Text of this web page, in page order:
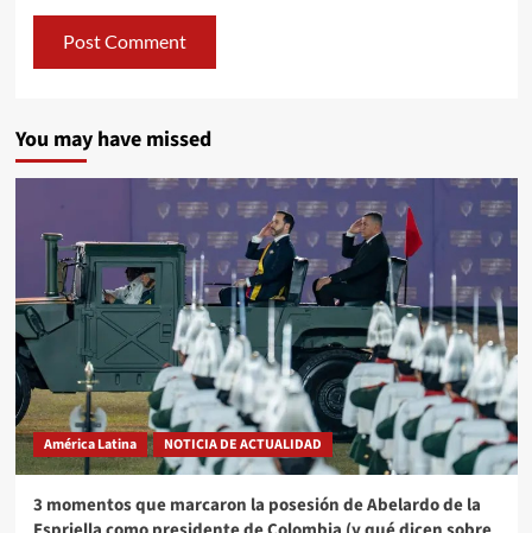
You may have missed
América Latina NOTICIA DE ACTUALIDAD
3 momentos que marcaron la posesión de Abelardo de la